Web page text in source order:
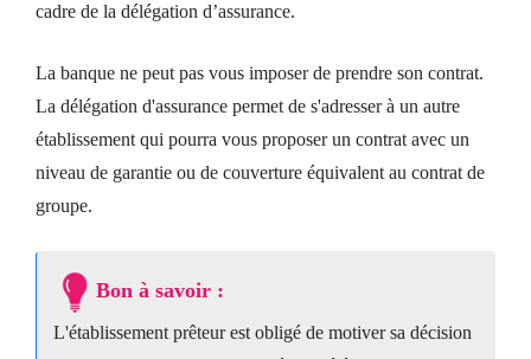
cadre de la délégation d’assurance.
La banque ne peut pas vous imposer de prendre son contrat.
La délégation d'assurance permet de s'adresser à un autre
établissement qui pourra vous proposer un contrat avec un
niveau de garantie ou de couverture équivalent au contrat de
groupe.
Bon à savoir :
L'établissement prêteur est obligé de motiver sa décision